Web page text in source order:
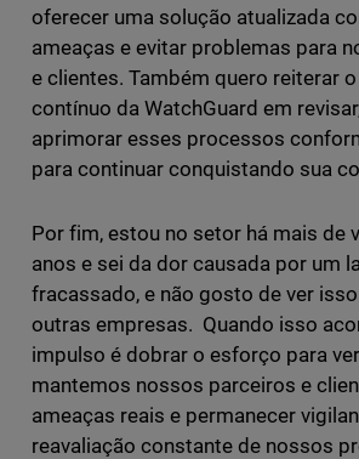
oferecer uma solução atualizada
ameaças e evitar problemas para
e clientes. Também quero reiterar
contínuo da WatchGuard em
aprimorar esses processos
para continuar conquistando sua
Por fim, estou no setor há mais de
anos e sei da dor causada por um
fracassado, e não gosto de ver
outras empresas. Quando isso
impulso é dobrar o esforço para
mantemos nossos parceiros e
ameaças reais e permanecer
reavaliação constante de nossos